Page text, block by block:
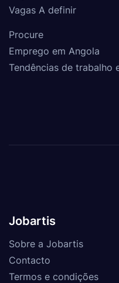
Vagas A definir
Procure
Emprego em Angola
Tendências de trabalho
Jobartis
Sobre a Jobartis
Contacto
Termos e condições